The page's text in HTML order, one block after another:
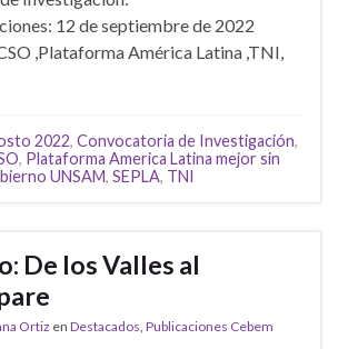
12 de septiembre de 2022
,Plataforma América Latina ,TNI,
2022, Convocatoria de Investigación,
, Plataforma America Latina mejor sin
UNSAM, SEPLA, TNI
De los Valles al
Ortiz en Destacados Publicaciones Cebem